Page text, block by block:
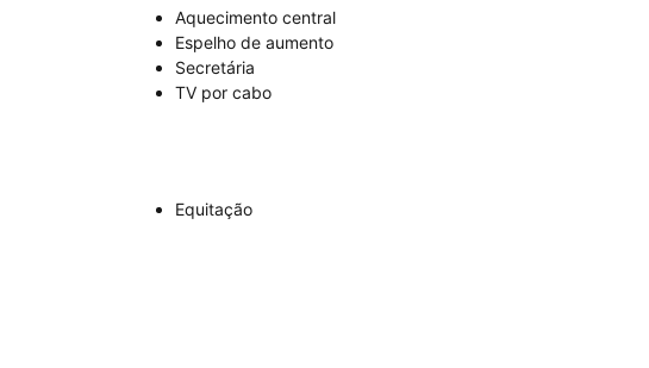
Aquecimento central
Espelho de aumento
Secretária
TV por cabo
Equitação